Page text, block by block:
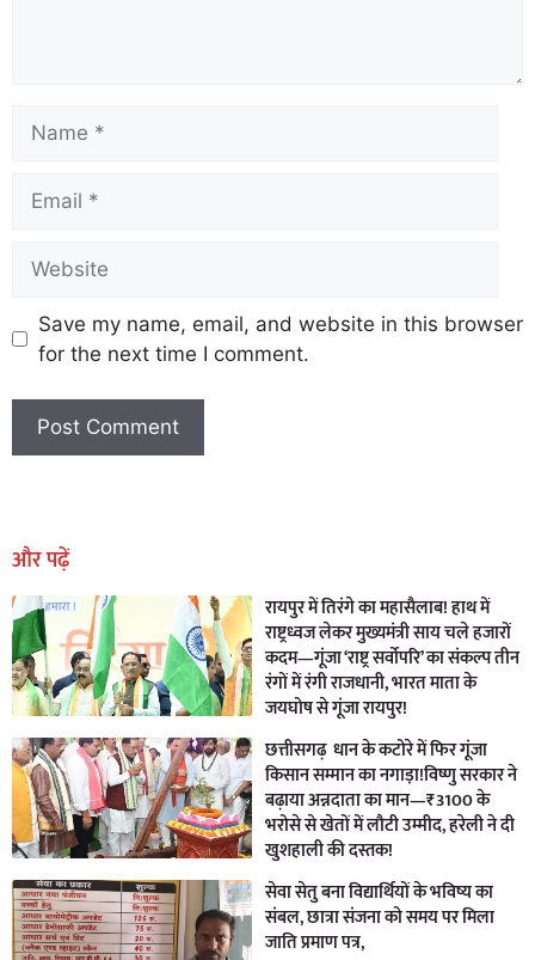
Save my name, email, and website in this browser
for the next time I comment.
और पढ़ें
रायपुर में तिरंगे का महासैलाब! हाथ में
राष्ट्रध्वज लेकर मुख्यमंत्री साय चले हजारों
कदम—गूंजा ‘राष्ट्र सर्वोपरि’ का संकल्प तीन
रंगों में रंगी राजधानी, भारत माता के
जयघोष से गूंजा रायपुर!
छत्तीसगढ़ धान के कटोरे में फिर गूंजा
किसान सम्मान का नगाड़ा!विष्णु सरकार ने
बढ़ाया अन्नदाता का मान—₹3100 के
भरोसे से खेतों में लौटी उम्मीद, हरेली ने दी
खुशहाली की दस्तक!
सेवा सेतु बना विद्यार्थियों के भविष्य का
संबल, छात्रा संजना को समय पर मिला
जाति प्रमाण पत्र,